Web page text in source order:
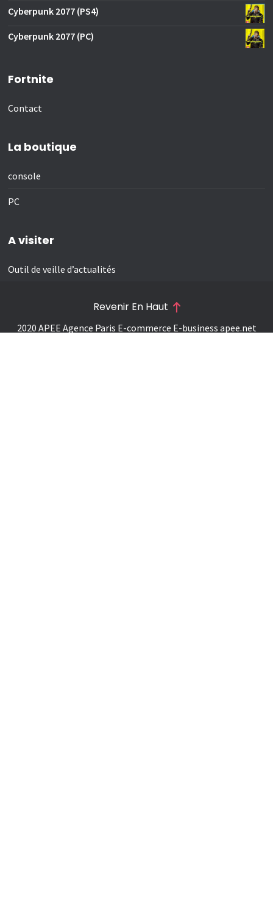
Cyberpunk 2077 (PS4)
Cyberpunk 2077 (PC)
Fortnite
Contact
La boutique
console
PC
A visiter
Outil de veille d’actualités
2020 APEE Agence Paris E-commerce E-business apee.net
Revenir En Haut